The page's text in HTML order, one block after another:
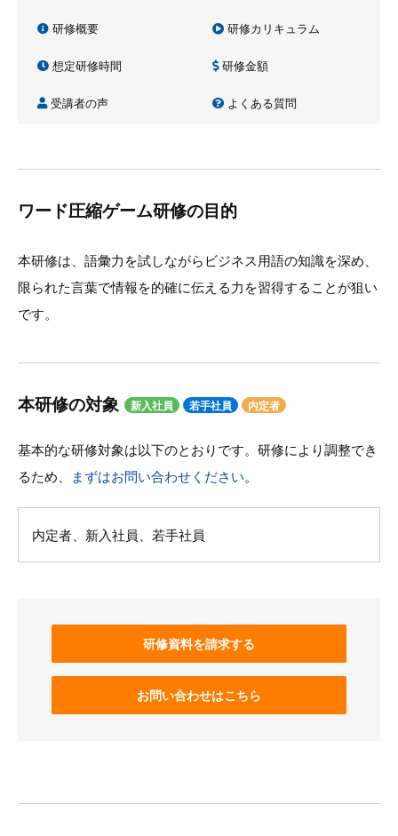
研修概要 研修カリキュラム
想定研修時間 研修金額
受講者の声 よくある質問
ワード圧縮ゲーム研修の目的
本研修は、語彙力を試しながらビジネス用語の知識を深め、
限られた言葉で情報を的確に伝える力を習得することが狙い
です。
本研修の対象 新入社員 若手社員 内定者
基本的な研修対象は以下のとおりです。研修により調整でき
るため、
まずはお問い合わせください。
内定者、新入社員、若手社員
研修資料を請求する
お問い合わせはこちら